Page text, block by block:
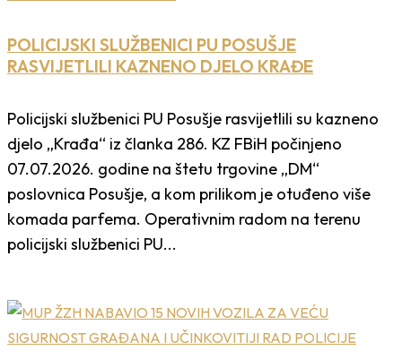
POLICIJSKI SLUŽBENICI PU POSUŠJE
RASVIJETLILI KAZNENO DJELO KRAĐE
Policijski službenici PU Posušje rasvijetlili su kazneno
djelo „Krađa“ iz članka 286. KZ FBiH počinjeno
07.07.2026. godine na štetu trgovine „DM“
poslovnica Posušje, a kom prilikom je otuđeno više
komada parfema. Operativnim radom na terenu
policijski službenici PU...